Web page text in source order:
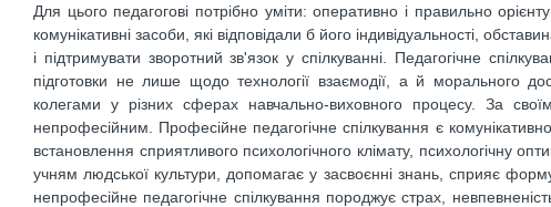
Для цього педагогові потрібно уміти: оперативно і правильно
комунікативні засоби, які відповідали б його індивідуальності,
і підтримувати зворотний зв'язок у спілкуванні. Педагогічне
підготовки не лише щодо технології взаємодії, а й морального
колегами у різних сферах навчально-виховного процесу. За
непрофесійним. Професійне педагогічне спілкування є
встановлення сприятливого психологічного клімату, психологічну
учням людської культури, допомагає у засвоєнні знань, сприяє
непрофесійне педагогічне спілкування породжує страх,